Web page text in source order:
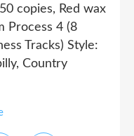
copies, Red wax
Process 4 (8
Tracks) Style:
Country